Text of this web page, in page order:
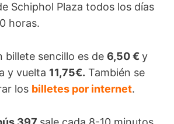
Schiphol Plaza todos los días
horas.
billete sencillo es de 6,50 € y
y vuelta 11,75€. También se
los billetes por internet.